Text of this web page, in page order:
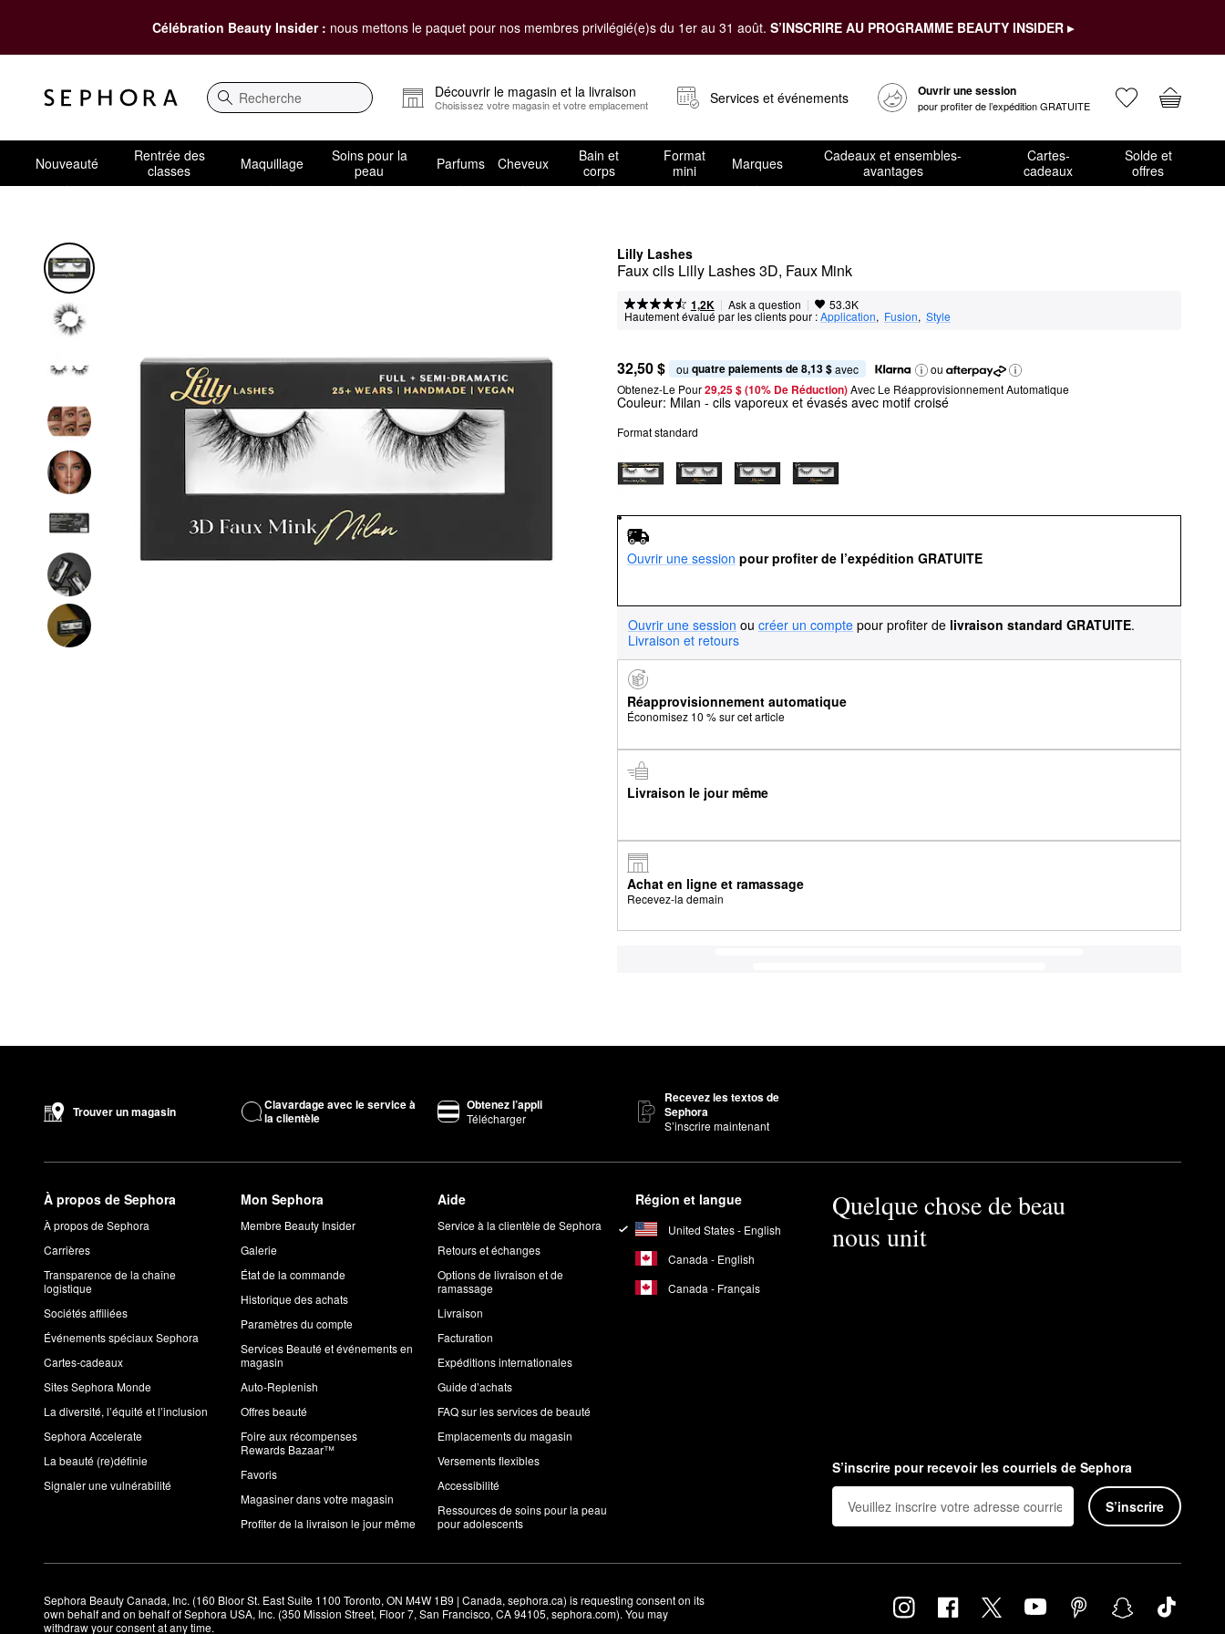
Célébration Beauty Insider : nous mettons le paquet pour nos membres privilégié(e)s du 1er au 31 août. S’INSCRIRE AU PROGRAMME BEAUTY INSIDER ▸
Recherche
Découvrir le magasin et la livraison
Choisissez votre magasin et votre emplacement Services et événements Ouvrir une session
pour profiter de l’expédition GRATUITE
Nouveauté
Rentrée des
classes
Maquillage
Soins pour la
peau
Parfums Cheveux
Bain et
corps
Format
mini
Marques
Cadeaux et ensembles-
avantages
Cartes-
cadeaux
Solde et
offres
Lilly Lashes
Faux cils Lilly Lashes 3D, Faux Mink
1,2K | Ask a question | 53.3K
Hautement évalué par les clients pour :Application, Fusion, Style
32,50 $ ou quatre paiements de 8,13 $ avec
ou
Obtenez-Le Pour29,25 $ (10% De Réduction) Avec Le Réapprovisionnement Automatique
Couleur: Milan - cils vaporeux et évasés avec motif croisé
Format standard
Ouvrir une session pour profiter de l’expédition GRATUITE
Ouvrir une session ou créer un compte pour profiter de livraison standard GRATUITE.
Livraison et retours
Réapprovisionnement automatique
Économisez 10 % sur cet article
Livraison le jour même
Achat en ligne et ramassage
Recevez-la demain
Trouver un magasin
Clavardage avec le service à
la clientèle
Obtenez l’appli
Télécharger
Recevez les textos de
Sephora
S’inscrire maintenant
À propos de Sephora
À propos de Sephora
Carrières
Transparence de la chaîne
logistique
Sociétés affiliées
Événements spéciaux Sephora
Cartes-cadeaux
Sites Sephora Monde
La diversité, l’équité et l’inclusion
Sephora Accelerate
La beauté (re)définie
Signaler une vulnérabilité
Mon Sephora
Membre Beauty Insider
Galerie
État de la commande
Historique des achats
Paramètres du compte
Services Beauté et événements en
magasin
Auto-Replenish
Offres beauté
Foire aux récompenses
Rewards Bazaar™
Favoris
Magasiner dans votre magasin
Profiter de la livraison le jour même
Aide
Service à la clientèle de Sephora
Retours et échanges
Options de livraison et de
ramassage
Livraison
Facturation
Expéditions internationales
Guide d’achats
FAQ sur les services de beauté
Emplacements du magasin
Versements flexibles
Accessibilité
Ressources de soins pour la peau
pour adolescents
Région et langue
United States - English
Canada - English
Canada - Français
Quelque chose de beau
nous unit
S’inscrire pour recevoir les courriels de Sephora
S’inscrire
Sephora Beauty Canada, Inc. (160 Bloor St. East Suite 1100 Toronto, ON M4W 1B9 | Canada, sephora.ca) is requesting consent on its
own behalf and on behalf of Sephora USA, Inc. (350 Mission Street, Floor 7, San Francisco, CA 94105, sephora.com). You may
withdraw your consent at any time.